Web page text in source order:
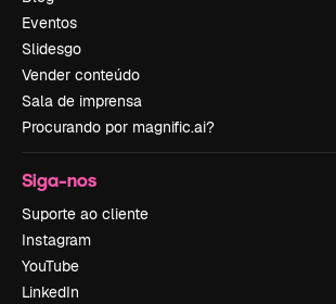
Eventos
Slidesgo
Vender conteúdo
Sala de imprensa
Procurando por magnific.ai?
Siga-nos
Suporte ao cliente
Instagram
YouTube
LinkedIn